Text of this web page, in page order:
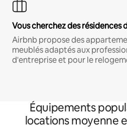
Vous cherchez des résidences
Airbnb propose des
meublés adaptés aux
d'entreprise et pour le
Équipements
locations moyenne